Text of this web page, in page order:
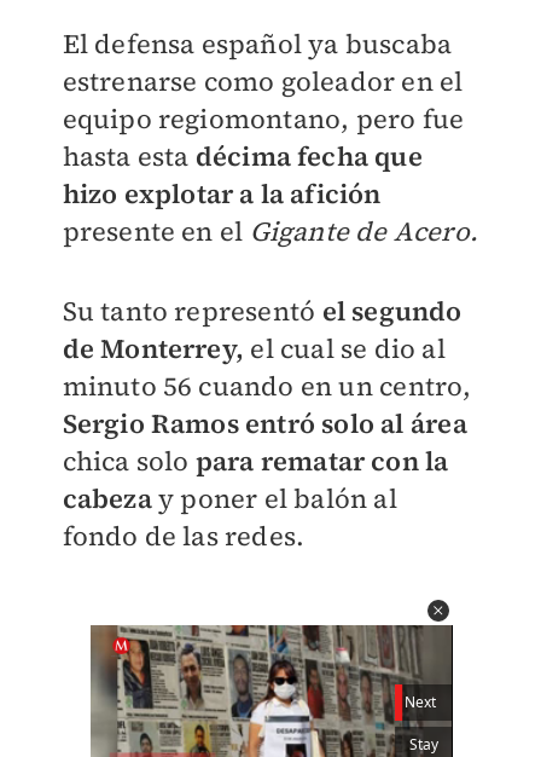
El defensa español ya buscaba
estrenarse como goleador en el
equipo regiomontano, pero fue
hasta esta décima fecha que
hizo explotar a la afición
presente en el Gigante de Acero.
Su tanto representó el segundo
de Monterrey, el cual se dio al
minuto 56 cuando en un centro,
Sergio Ramos entró solo al área
chica solo para rematar con la
cabezay poner el balón al
fondo de las redes.